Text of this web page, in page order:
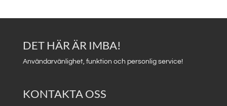
DET HÄR ÄR IMBA!
Användarvänlighet, funktion och personlig service!
KONTAKTA OSS